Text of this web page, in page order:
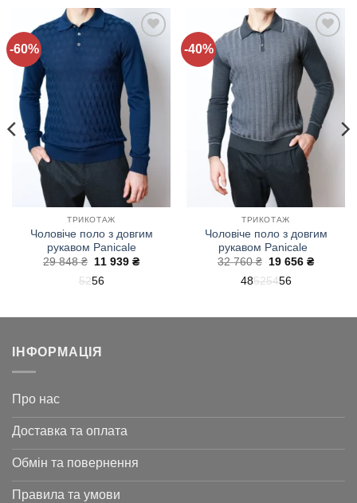
-60%
Додати
до
списку
бажань!
ТРИКОТАЖ
Чоловіче поло з довгим
рукавом Panicale
29 848₴
Оригінальна
29
11 939₴Поточна
5256
-40%
Додати
до
списку
бажань!
ТРИКОТАЖ
Чоловіче поло з довгим
рукавом Panicale
32 760₴
Оригінальна
32
19 656₴Поточна
48525456
ІНФОРМАЦІЯ
Про нас
Доставка та оплата
Обмін та повернення
Правила та умови